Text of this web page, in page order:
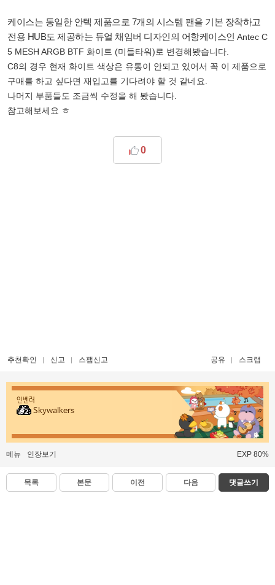
케이스는 동일한 안텍 제품으로 7개의 시스템 팬을 기본 장착하고
전용 HUB도 제공하는 듀얼 채임버 디자인의 어항케이스인 Antec C
5 MESH ARGB BTF 화이트 (미들타워)로 변경해봤습니다.
C8의 경우 현재 화이트 색상은 유통이 안되고 있어서 꼭 이 제품으로
구매를 하고 싶다면 재입고를 기다려야 할 것 같네요.
나머지 부품들도 조금씩 수정을 해 봤습니다.
참고해보세요 ㅎ
0
추천확인 신고 스팸신고 공유 스크랩
인벤러
Skywalkers
메뉴 인장보기 EXP 80%
목록 본문 이전 다음 댓글쓰기